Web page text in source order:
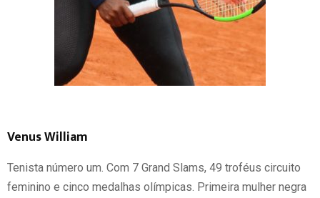
Venus William
Tenista número um. Com 7 Grand Slams, 49 troféus circuito
feminino e cinco medalhas olímpicas. Primeira mulher negra